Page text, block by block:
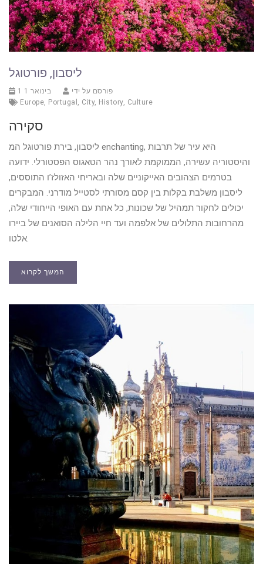
ליסבון, פורטוגל
1 בינואר 1
פורסם על ידי
Europe, Portugal , City, History, Culture
סקירה
ליסבון, בירת פורטוגל המ enchanting, היא עיר של תרבות
והיסטוריה עשירה, הממוקמת לאורך נהר הטאגוס הפסטורלי. ידועה
בטרמים הצהובים האייקוניים שלה ובאריחי האזולז’ו התוססים,
ליסבון משלבת בקלות בין קסם מסורתי לסטייל מודרני. המבקרים
יכולים לחקור תמהיל של שכונות, כל אחת עם האופי הייחודי שלה,
מהרחובות התלולים של אלפמה ועד חיי הלילה הסואנים של ביירו
אלטו.
המשך לקרוא